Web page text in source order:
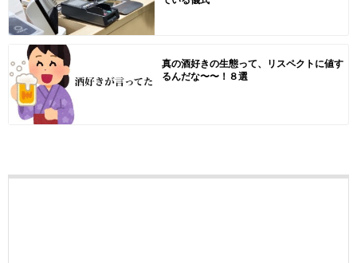
真の酒好きの生態って、リスペクトに値す
るんだな〜〜！８選